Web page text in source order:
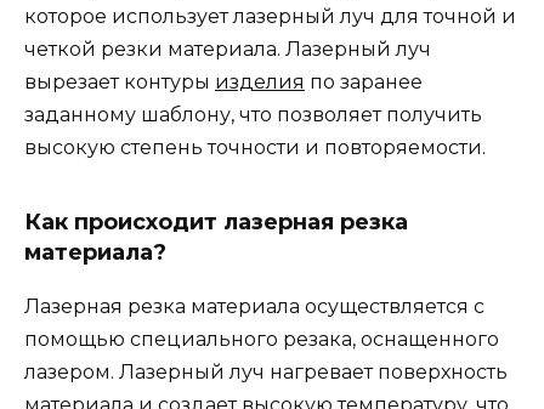
которое использует лазерный луч для точной и
четкой резки материала. Лазерный луч
вырезает контуры изделия по заранее
заданному шаблону, что позволяет получить
высокую степень точности и повторяемости.
Как происходит лазерная резка
материала?
Лазерная резка материала осуществляется с
помощью специального резака, оснащенного
лазером. Лазерный луч нагревает поверхность